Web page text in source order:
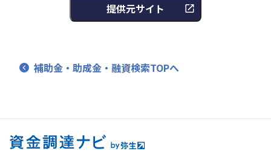
提供元サイト
補助金・助成金・融資検索TOPへ